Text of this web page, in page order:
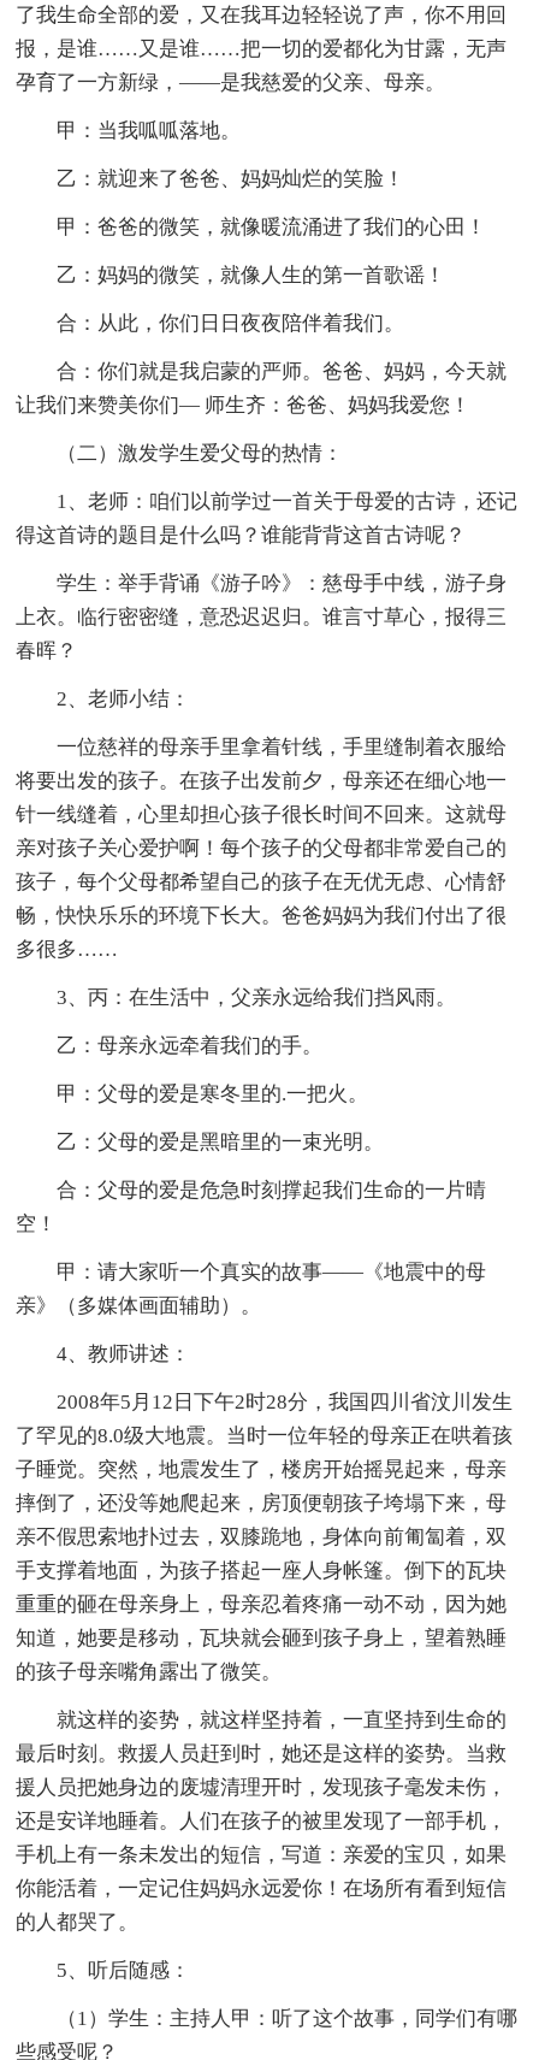
了我生命全部的爱，又在我耳边轻轻说了声，你不用回
报，是谁……又是谁……把一切的爱都化为甘露，无声
孕育了一方新绿，——是我慈爱的父亲、母亲。
甲：当我呱呱落地。
乙：就迎来了爸爸、妈妈灿烂的笑脸！
甲：爸爸的微笑，就像暖流涌进了我们的心田！
乙：妈妈的微笑，就像人生的第一首歌谣！
合：从此，你们日日夜夜陪伴着我们。
合：你们就是我启蒙的严师。爸爸、妈妈，今天就
让我们来赞美你们— 师生齐：爸爸、妈妈我爱您！
（二）激发学生爱父母的热情：
1、老师：咱们以前学过一首关于母爱的古诗，还记
得这首诗的题目是什么吗？谁能背背这首古诗呢？
学生：举手背诵《游子吟》：慈母手中线，游子身
上衣。临行密密缝，意恐迟迟归。谁言寸草心，报得三
春晖？
2、老师小结：
一位慈祥的母亲手里拿着针线，手里缝制着衣服给
将要出发的孩子。在孩子出发前夕，母亲还在细心地一
针一线缝着，心里却担心孩子很长时间不回来。这就母
亲对孩子关心爱护啊！每个孩子的父母都非常爱自己的
孩子，每个父母都希望自己的孩子在无优无虑、心情舒
畅，快快乐乐的环境下长大。爸爸妈妈为我们付出了很
多很多……
3、丙：在生活中，父亲永远给我们挡风雨。
乙：母亲永远牵着我们的手。
甲：父母的爱是寒冬里的.一把火。
乙：父母的爱是黑暗里的一束光明。
合：父母的爱是危急时刻撑起我们生命的一片晴
空！
甲：请大家听一个真实的故事——《地震中的母
亲》（多媒体画面辅助）。
4、教师讲述：
2008年5月12日下午2时28分，我国四川省汶川发生
了罕见的8.0级大地震。当时一位年轻的母亲正在哄着孩
子睡觉。突然，地震发生了，楼房开始摇晃起来，母亲
摔倒了，还没等她爬起来，房顶便朝孩子垮塌下来，母
亲不假思索地扑过去，双膝跪地，身体向前匍匐着，双
手支撑着地面，为孩子搭起一座人身帐篷。倒下的瓦块
重重的砸在母亲身上，母亲忍着疼痛一动不动，因为她
知道，她要是移动，瓦块就会砸到孩子身上，望着熟睡
的孩子母亲嘴角露出了微笑。
就这样的姿势，就这样坚持着，一直坚持到生命的
最后时刻。救援人员赶到时，她还是这样的姿势。当救
援人员把她身边的废墟清理开时，发现孩子毫发未伤，
还是安详地睡着。人们在孩子的被里发现了一部手机，
手机上有一条未发出的短信，写道：亲爱的宝贝，如果
你能活着，一定记住妈妈永远爱你！在场所有看到短信
的人都哭了。
5、听后随感：
（1）学生：主持人甲：听了这个故事，同学们有哪
些感受呢？